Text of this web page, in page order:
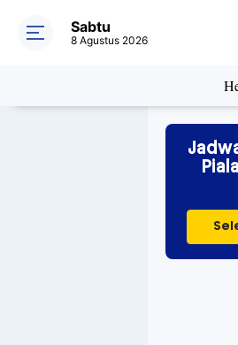
Sabtu
8 Agustus 2026
12 April
Tajikistan